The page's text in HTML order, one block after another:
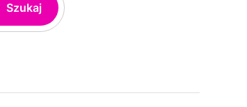
Szukaj